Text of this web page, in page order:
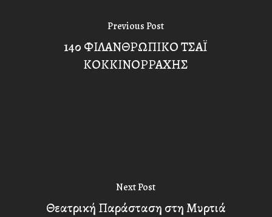
Previous Post
14ο ΦΙΛΑΝΘΡΩΠΙΚΟ ΤΣΑΪ
ΚΟΚΚΙΝΟΡΡΑΧΗΣ
Next Post
Θεατρική Παράσταση στη Μυρτιά